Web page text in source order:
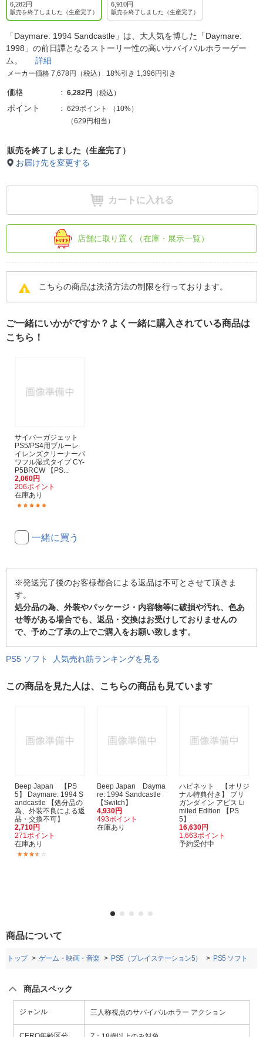
6,282円
販売を終了しました（生産完了）
6,910円
販売を終了しました（生産完了）
「Daymare: 1994 Sandcastle」は、大人気を博した「Daymare:
1998」の前日譚となるストーリー性の高いサバイバルホラーゲー
ム。 詳細
メーカー価格 7,678円（税込） 18%引き 1,396円引き
価格 6,282円 （税込）
ポイント 629ポイント （ 10%）
（629円相当）
販売を終了しました（生産完了）
お届け先を変更する
カートに入れる
店舗に取り置く（在庫・展示一覧）
こちらの商品は決済方法の制限を行っております。
ご一緒にいかがですか？よく一緒に購入されている商品は
こちら！
サイバーガジェット
PS5/PS4用ブルーレ
イレンズクリーナーパ
ワフル湿式タイプ CY-
P5BRCW 【PS...
2,060円
206ポイント
在庫あり
一緒に買う
※発送完了後のお客様都合による返品は不可とさせて頂きま
す。
処分品の為、外装やパッケージ・内容物等に破損や汚れ、色あ
せ等がある場合でも、返品・交換はお受けしておりませんの
で、予めご了承の上でご購入をお願い致します。
PS5 ソフト 人気売れ筋ランキングを見る
この商品を見た人は、こちらの商品も見ています
Beep Japan 【PS
5】 Daymare: 1994 S
andcastle 【処分品の
為、外装不良による返
品・交換不可】
2,710円
271ポイント
在庫あり
Beep Japan Dayma
re: 1994 Sandcastle
【Switch】
4,930円
493ポイント
在庫あり
ハピネット 【オリジ
ナル特典付き】 ブリ
ガンダイン アビス Li
mited Edition 【PS
5】
16,630円
1,663ポイント
予約受付中
商品について
トップ ゲーム・映画・音楽 PS5（プレイステーション5） PS5 ソフト
商品スペック
ジャンル 三人称視点のサバイバルホラー アクション